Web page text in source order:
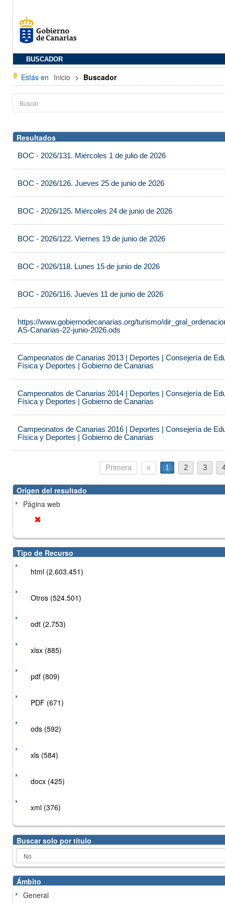
BUSCADOR
Estás en Inicio > Buscador
Resultados
BOC - 2026/131. Miércoles 1 de julio de 2026
BOC - 2026/126. Jueves 25 de junio de 2026
BOC - 2026/125. Miércoles 24 de junio de 2026
BOC - 2026/122. Viernes 19 de junio de 2026
BOC - 2026/118. Lunes 15 de junio de 2026
BOC - 2026/116. Jueves 11 de junio de 2026
https://www.gobiernodecanarias.org/turismo/
AS-Canarias-22-junio-2026.ods
Campeonatos de Canarias 2013 | Deportes | Consejería de
Física y Deportes | Gobierno de Canarias
Campeonatos de Canarias 2014 | Deportes | Consejería de
Física y Deportes | Gobierno de Canarias
Campeonatos de Canarias 2016 | Deportes | Consejería de
Física y Deportes | Gobierno de Canarias
Primera « 1 2 3
Origen del resultado
Página web
Tipo de Recurso
html (2.603.451)
Otros (524.501)
odt (2.753)
xlsx (885)
pdf (809)
PDF (671)
ods (592)
xls (584)
docx (425)
xml (376)
Buscar solo por título
Ámbito
General